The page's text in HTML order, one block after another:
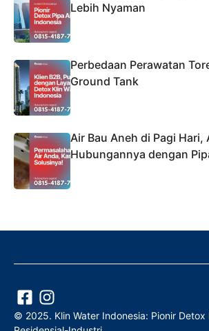
Lebih Nyaman
Perbedaan Perawatan
Ground Tank
Air Bau Aneh di Pagi Hari,
Hubungannya dengan
© 2025. Klin Water Indonesia: Pionir Detox